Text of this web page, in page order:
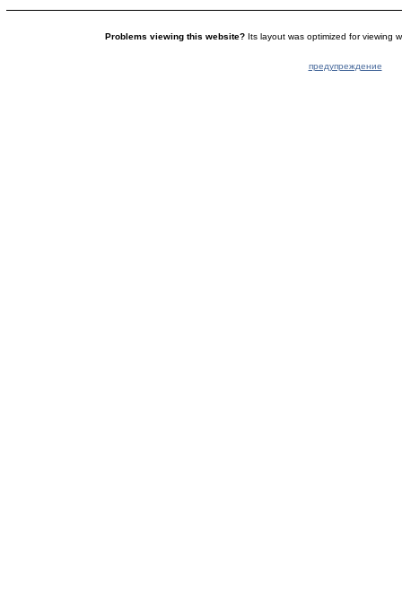
Problems viewing this website? Its layout was optimized for viewing
предупреждение